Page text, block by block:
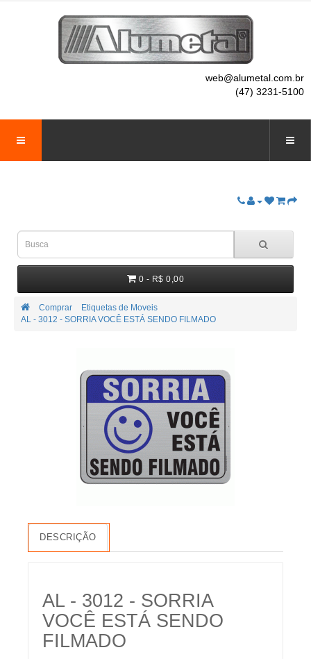
web@alumetal.com.br
(47) 3231-5100
0 - R$ 0,00
Comprar
Etiquetas de Moveis
AL - 3012 - SORRIA VOCÊ ESTÁ SENDO FILMADO
DESCRIÇÃO
AL - 3012 - SORRIA
VOCÊ ESTÁ SENDO
FILMADO